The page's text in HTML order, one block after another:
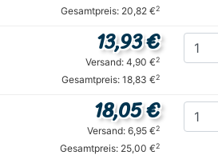
Gesamtpreis: 20,82 €2
13,93 €
Versand: 4,90 €2
Gesamtpreis: 18,83 €2
18,05 €
Versand: 6,95 €2
Gesamtpreis: 25,00 €2